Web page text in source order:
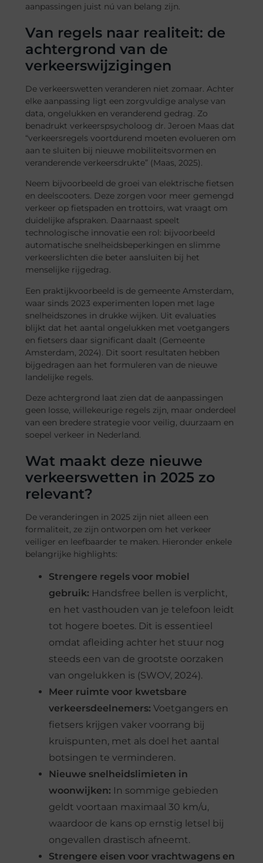
aanpassingen juist nú van belang zijn.
Van regels naar realiteit: de
achtergrond van de
verkeerswijzigingen
De verkeerswetten veranderen niet zomaar. Achter
elke aanpassing ligt een zorgvuldige analyse van
data, ongelukken en veranderend gedrag. Zo
benadrukt verkeerspsycholoog dr. Jeroen Maas dat
“verkeersregels voortdurend moeten evolueren om
aan te sluiten bij nieuwe mobiliteitsvormen en
veranderende verkeersdrukte” (Maas, 2025).
Neem bijvoorbeeld de groei van elektrische fietsen
en deelscooters. Deze zorgen voor meer gemengd
verkeer op fietspaden en trottoirs, wat vraagt om
duidelijke afspraken. Daarnaast speelt
technologische innovatie een rol: bijvoorbeeld
automatische snelheidsbeperkingen en slimme
verkeerslichten die beter aansluiten bij het
menselijke rijgedrag.
Een praktijkvoorbeeld is de gemeente Amsterdam,
waar sinds 2023 experimenten lopen met lage
snelheidszones in drukke wijken. Uit evaluaties
blijkt dat het aantal ongelukken met voetgangers
en fietsers daar significant daalt (Gemeente
Amsterdam, 2024). Dit soort resultaten hebben
bijgedragen aan het formuleren van de nieuwe
landelijke regels.
Deze achtergrond laat zien dat de aanpassingen
geen losse, willekeurige regels zijn, maar onderdeel
van een bredere strategie voor veilig, duurzaam en
soepel verkeer in Nederland.
Wat maakt deze nieuwe
verkeerswetten in 2025 zo
relevant?
De veranderingen in 2025 zijn niet alleen een
formaliteit, ze zijn ontworpen om het verkeer
veiliger en leefbaarder te maken. Hieronder enkele
belangrijke highlights:
Strengere regels voor mobiel
gebruik: Handsfree bellen is verplicht,
en het vasthouden van je telefoon leidt
tot hogere boetes. Dit is essentieel
omdat afleiding achter het stuur nog
steeds een van de grootste oorzaken
van ongelukken is (SWOV, 2024).
Meer ruimte voor kwetsbare
verkeersdeelnemers: Voetgangers en
fietsers krijgen vaker voorrang bij
kruispunten, met als doel het aantal
botsingen te verminderen.
Nieuwe snelheidslimieten in
woonwijken: In sommige gebieden
geldt voortaan maximaal 30 km/u,
waardoor de kans op ernstig letsel bij
ongevallen drastisch afneemt.
Strengere eisen voor vrachtwagens en